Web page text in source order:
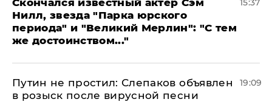
Нилл, звезда "Парка юрского
периода" и "Великий Мерлин": "С тем
же достоинством..."
15:37
Путин не простил: Слепаков объявлен
в розыск после вирусной песни
19:09